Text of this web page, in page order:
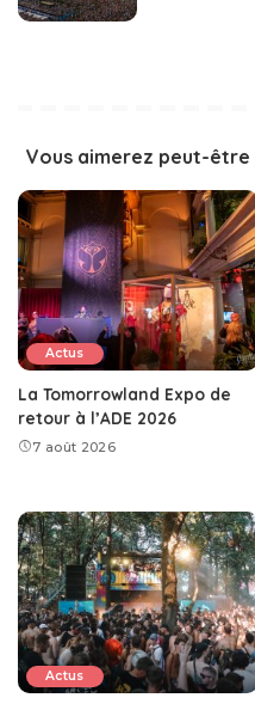
Vous aimerez peut-être
Actus
La Tomorrowland Expo de
retour à l’ADE 2026
7 août 2026
Actus